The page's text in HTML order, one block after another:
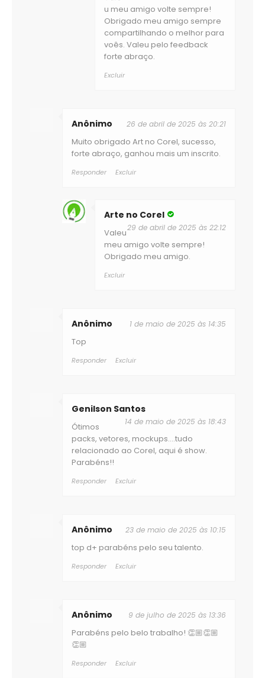
u meu amigo volte sempre!
Obrigado meu amigo sempre
compartilhando o melhor para
voês. Valeu pelo feedback
forte abraço.
Excluir
Anônimo 26 de abril de 2025 às 20:21
Muito obrigado Art no Corel, sucesso,
forte abraço, ganhou mais um inscrito.
Responder Excluir
Arte no Corel
29 de abril de 2025 às 22:12
Valeu
meu amigo volte sempre!
Obrigado meu amigo.
Excluir
Anônimo 1 de maio de 2025 às 14:35
Top
Responder Excluir
Genilson Santos
14 de maio de 2025 às 18:43
Ótimos
packs, vetores, mockups....tudo
relacionado ao Corel, aqui é show.
Parabéns!!
Responder Excluir
Anônimo 23 de maio de 2025 às 10:15
top d+ parabéns pelo seu talento.
Responder Excluir
Anônimo 9 de julho de 2025 às 13:36
Parabéns pelo belo trabalho! 👏🏼👏🏼
👏🏼
Responder Excluir